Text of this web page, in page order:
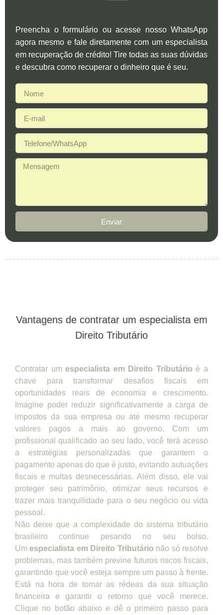
Preencha o formulário ou acesse nosso WhatsApp
agora mesmo e fale diretamente com um especialista
em recuperação de crédito! Tire todas as suas dúvidas
e descubra como recuperar o dinheiro que é seu.
Enviar
Vantagens de contratar um especialista em
Direito Tributário
Contratar umespecialista em Direito Tributário é a
chave para transformar desafios fiscais em
oportunidades reais de economia e crescimento.
Imagine poder reduzir significativamente a carga de
impostos da sua empresa ou até mesmo recuperar
valores pagos a mais ao governo. Com um
profissional qualificado ao seu lado, você terá acesso
a estratégias personalizadas que garantem o
pagamento apenas do que é justo, evitando autuações
fiscais e multas desnecessárias. Além disso, ele vai
proteger seu patrimônio, otimizar seus recursos e
trazer mais tranquilidade para o seu negócio ou vida
pessoal.
Não deixe que a complexidade do sistema tributário
brasileiro continue pesando no seu bolso.
Umespecialista em Direito Tributário não só resolve
problemas, mas também previne futuros riscos fiscais,
garantindo que você esteja sempre um passo à frente.
Está na hora de tomar as rédeas da sua situação
financeira e garantir o retorno que você merece.
Clique no botão abaixo e dê o primeiro passo para